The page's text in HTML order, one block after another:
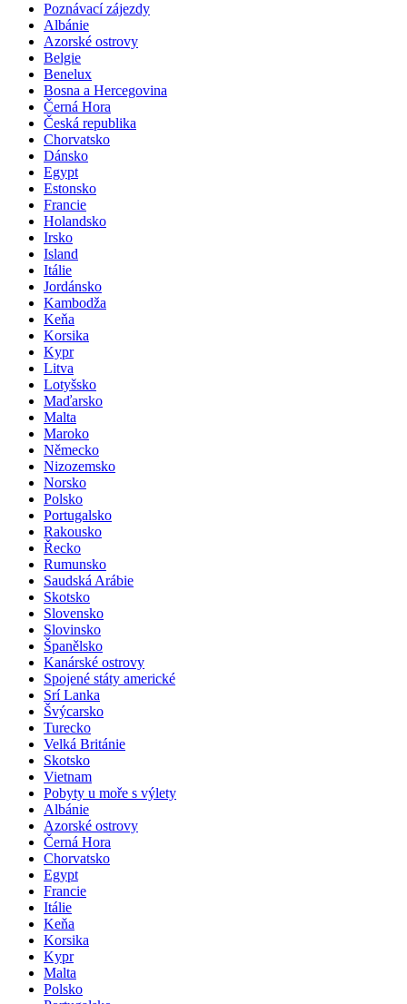
Poznávací zájezdy
Albánie
Azorské ostrovy
Belgie
Benelux
Bosna a Hercegovina
Černá Hora
Česká republika
Chorvatsko
Dánsko
Egypt
Estonsko
Francie
Holandsko
Irsko
Island
Itálie
Jordánsko
Kambodža
Keňa
Korsika
Kypr
Litva
Lotyšsko
Maďarsko
Malta
Maroko
Německo
Nizozemsko
Norsko
Polsko
Portugalsko
Rakousko
Řecko
Rumunsko
Saudská Arábie
Skotsko
Slovensko
Slovinsko
Španělsko
Kanárské ostrovy
Spojené státy americké
Srí Lanka
Švýcarsko
Turecko
Velká Británie
Skotsko
Vietnam
Pobyty u moře s výlety
Albánie
Azorské ostrovy
Černá Hora
Chorvatsko
Egypt
Francie
Itálie
Keňa
Korsika
Kypr
Malta
Polsko